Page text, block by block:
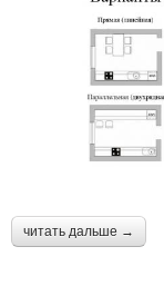
читать дальше →